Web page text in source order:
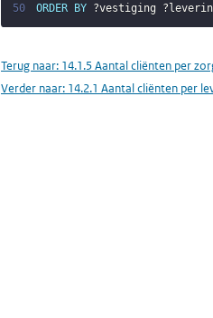
50
ORDER BY ?vestiging
Terug naar: 14.1.5 Aantal cliënten per
Verder naar: 14.2.1 Aantal cliënten per